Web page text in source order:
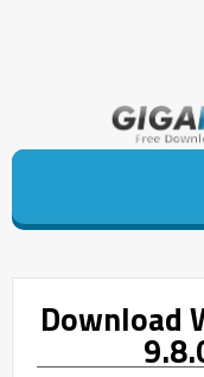
Download